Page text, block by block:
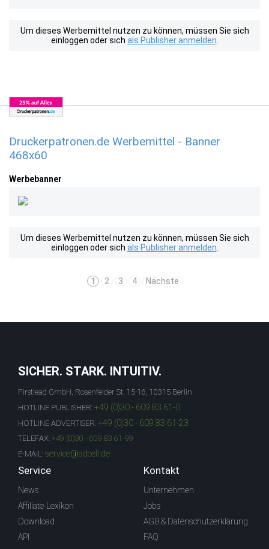
Um dieses Werbemittel nutzen zu können, müssen Sie sich
einloggen oder sich als Publisher anmelden
Druckerpatronen.de Werbemittel - Banner
468x60
Werbebanner
Um dieses Werbemittel nutzen zu können, müssen Sie sich
einloggen oder sich als Publisher anmelden
1 2 3 4 Nächste
SICHER. STARK. INTUITIV.
Firstlead GmbH, Rosenfelder St. 15-16, 10315 Berlin
HOTLINE PUBLISHER: +49 (0)30 - 609 83 61-0
HOTLINE ADVERTISER: +49 (0)30 - 609 83 61-23
TELEFAX: +49 (0)30 - 609 83 61-99
E-MAIL: service@adcell.de
Service
News
Affiliate-Lexikon
Download
API
Kontakt
Unternehmen
Jobs
AGB & Datenschutzerklärung
FAQ